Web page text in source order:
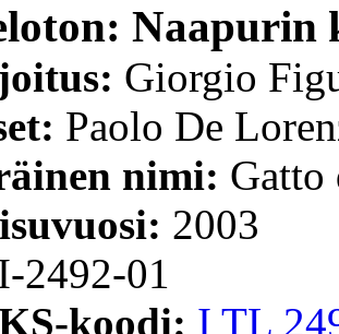
Naapurin
Giorgio
Paolo De
nimi: Gatto
2003
2492-01
koodi: I TL